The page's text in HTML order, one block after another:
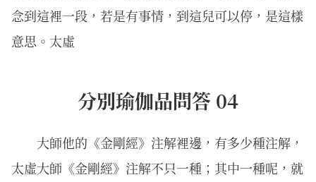
念到這裡一段，若是有事情，到這兒可以停，是這樣
意思。太虛
分別瑜伽品問答 04
大師他的《金剛經》注解裡邊，有多少種注解，
太虛大師《金剛經》注解不只一種；其中一種呢，就